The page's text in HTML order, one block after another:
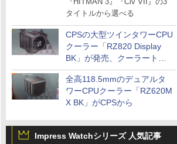
タイトルから選べる
CPSの大型ツインタワーCPU
クーラー「RZ820 Display
BK」が発売、クーラートッ
プに5インチ液晶搭載
全高118.5mmのデュアルタ
ワーCPUクーラー「RZ620M
X BK」がCPSから
Impress Watchシリーズ 人気記事